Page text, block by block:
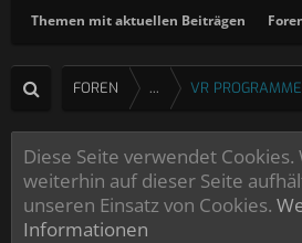
Themen mit aktuellen Beiträgen
FOREN ... VR
Diese Seite verwendet Cookies.
weiterhin auf dieser Seite
unseren Einsatz von Cookies.
Informationen